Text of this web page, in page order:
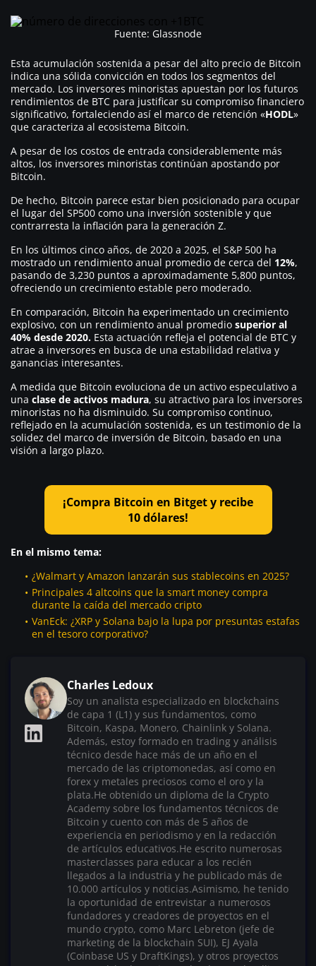
Fuente: Glassnode
Esta acumulación sostenida a pesar del alto precio de Bitcoin
indica una sólida convicción en todos los segmentos del
mercado. Los inversores minoristas apuestan por los futuros
rendimientos de BTC para justificar su compromiso financiero
significativo, fortaleciendo así el marco de retención «HODL»
que caracteriza al ecosistema Bitcoin.
A pesar de los costos de entrada considerablemente más
altos, los inversores minoristas continúan apostando por
Bitcoin.
De hecho, Bitcoin parece estar bien posicionado para ocupar
el lugar del SP500 como una inversión sostenible y que
contrarresta la inflación para la generación Z.
En los últimos cinco años, de 2020 a 2025, el S&P 500 ha
mostrado un rendimiento anual promedio de cerca del 12%,
pasando de 3,230 puntos a aproximadamente 5,800 puntos,
ofreciendo un crecimiento estable pero moderado.
En comparación, Bitcoin ha experimentado un crecimiento
explosivo, con un rendimiento anual promedio superior al
40% desde 2020. Esta actuación refleja el potencial de BTC y
atrae a inversores en busca de una estabilidad relativa y
ganancias interesantes.
A medida que Bitcoin evoluciona de un activo especulativo a
una clase de activos madura, su atractivo para los inversores
minoristas no ha disminuido. Su compromiso continuo,
reflejado en la acumulación sostenida, es un testimonio de la
solidez del marco de inversión de Bitcoin, basado en una
visión a largo plazo.
¡Compra Bitcoin en Bitget y recibe
10 dólares!
En el mismo tema:
¿Walmart y Amazon lanzarán sus stablecoins en 2025?
Principales 4 altcoins que la smart money compra
durante la caída del mercado cripto
VanEck: ¿XRP y Solana bajo la lupa por presuntas estafas
en el tesoro corporativo?
Charles Ledoux
Soy un analista especializado en blockchains
de capa 1 (L1) y sus fundamentos, como
Bitcoin, Kaspa, Monero, Chainlink y Solana.
Además, estoy formado en trading y análisis
técnico desde hace más de un año en el
mercado de las criptomonedas, así como en
forex y metales preciosos como el oro y la
plata.He obtenido un diploma de la Crypto
Academy sobre los fundamentos técnicos de
Bitcoin y cuento con más de 5 años de
experiencia en periodismo y en la redacción
de artículos educativos.He escrito numerosas
masterclasses para educar a los recién
llegados a la industria y he publicado más de
10.000 artículos y noticias.Asimismo, he tenido
la oportunidad de entrevistar a numerosos
fundadores y creadores de proyectos en el
mundo crypto, como Marc Lebreton (jefe de
marketing de la blockchain SUI), EJ Ayala
(Coinbase US y DraftKings), y otros proyectos